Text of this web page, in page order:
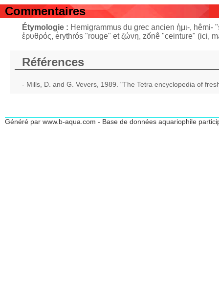
Commentaires
Étymologie : Hemigrammus du grec ancien ἡμι-,
ἐρυθρός, e̍rythrós "rouge" et ζώνη, zốnê "ceinture" (ici,
Références
- Mills, D. and G. Vevers, 1989. "The Tetra encyclopedia of
Généré par www.b-aqua.com - Base de données aquariophile